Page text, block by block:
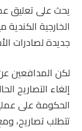
يحث على تعليق
الخارجية
جديدة لصادرات
لكن المدافعين
إلغاء التصاريح
الحكومة على
تتطلب تصاريح،